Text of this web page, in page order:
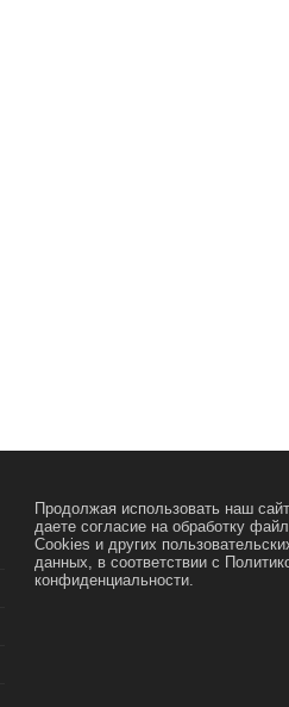
Продолжая использовать наш
даете согласие на обработку
Cookies и других
данных, в соответствии с
конфиденциальности.